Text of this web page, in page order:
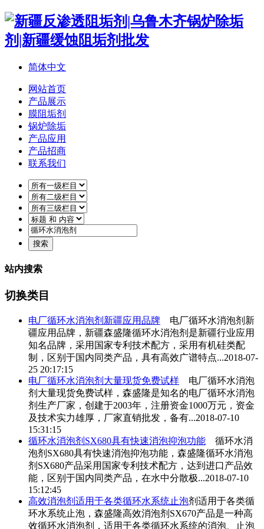
简体中文
网站首页
产品展示
膜阻垢剂
锅炉除垢
产品应用
产品招商
联系我们
站内搜索
切换类目
电厂循环水消泡剂 新疆应用品牌 电厂循环水消泡剂 新
疆应用品牌，新疆森盛隆循环水消泡剂 是新疆行业应用
知名品牌，采用国家专利技术配方，采用有机硅类配
制，区别于国内同类产品，具有高效广谱特点...2018-07-
25 20:17:15
电厂循环水消泡剂 大量现货免费试样 电厂循环水消泡
剂 大量现货免费试样，森盛隆是知名的电厂循环水消泡
剂 生产厂家，创建于2003年，注册资金1000万元，资金
及技术实力雄厚，厂家直销批发，备有...2018-07-10
15:31:15
循环水消泡剂 SX680具有快速消泡抑泡功能
循环水消
泡剂 SX680具有快速消泡抑泡功能，森盛隆循环水消泡
剂 SX680产品采用国家专利技术配方，达到进口产品效
能，区别于国内同类产品，在水中分散极...2018-07-10
15:12:45
高效消泡剂适用于各类循环水系统止泡剂适用于各类循
环水系统止泡，森盛隆高效消泡剂SX670产品是一种高
效循环水消泡剂 ，适用于各类循环水系统的消泡、止泡